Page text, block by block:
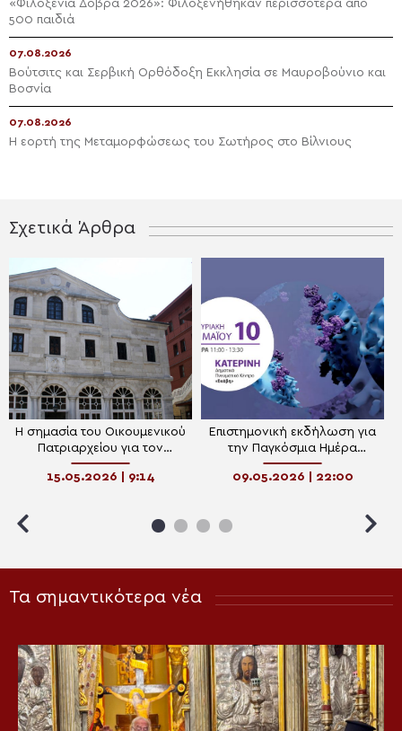
«Φιλοξενία Δοβρά 2026»: Φιλοξενήθηκαν περισσότερα από
500 παιδιά
07.08.2026
Βούτσιτς και Σερβική Ορθόδοξη Εκκλησία σε Μαυροβούνιο και
Βοσνία
07.08.2026
Η εορτή της Μεταμορφώσεως του Σωτήρος στο Βίλνιους
Σχετικά Άρθρα
H σημασία του Οικουμενικού
Πατριαρχείου για τον
ελληνισμό
15.05.2026 | 9:14
Επιστημονική εκδήλωση για
την Παγκόσμια Ημέρα
Ανοσολογίας στην Κατερίνη
09.05.2026 | 22:00
Τα σημαντικότερα νέα